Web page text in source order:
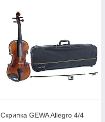
Скрипка GEWA Allegro 4/4